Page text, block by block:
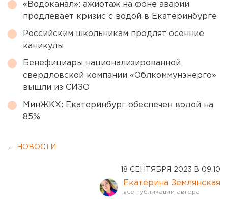
«Водоканал»: ажиотаж на фоне аварии
продлевает кризис с водой в Екатеринбурге
Российским школьникам продлят осенние
каникулы
Бенефициары национализированной
свердловской компании «Облкоммунэнерго»
вышли из СИЗО
МинЖКХ: Екатеринбург обеспечен водой на
85%
← НОВОСТИ
18 СЕНТЯБРЯ 2023 В 09:10
Екатерина Землянская